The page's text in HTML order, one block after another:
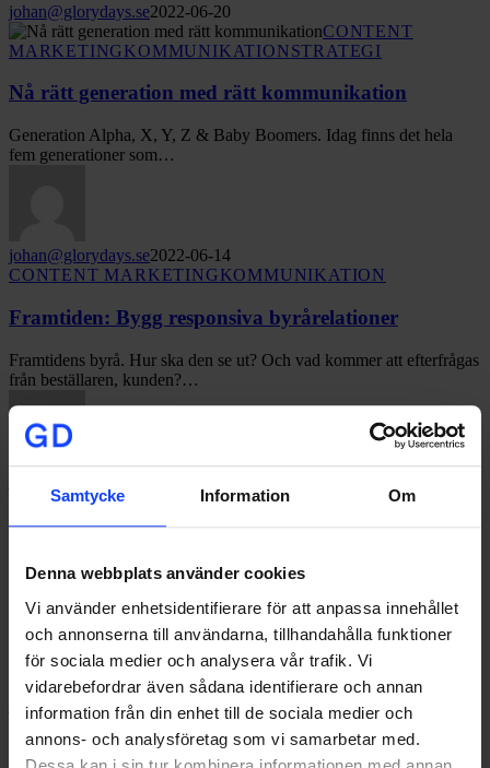
Samtycke Information Om
Denna webbplats använder cookies
Vi använder enhetsidentifierare för att anpassa innehållet
och annonserna till användarna, tillhandahålla funktioner
för sociala medier och analysera vår trafik. Vi
vidarebefordrar även sådana identifierare och annan
information från din enhet till de sociala medier och
annons- och analysföretag som vi samarbetar med.
johan@glorydays.se2022-06-20
Nå
rätt
med
kommunikation
CONTENT
MARKETINGKOMMUNIKATIONSTRATEGI
Nå rätt generation med rätt kommunikation
Generation Alpha, X, Y, Z & Baby Boomers. Idag finns det hela
fem generationer som…
johan@glorydays.se2022-06-14
Framtiden:
responsiva
byrårelationer
CONTENT MARKETINGKOMMUNIKATION
Framtiden: Bygg responsiva byrårelationer
Framtidens byrå. Hur ska den se ut? Och vad kommer att efterfrågas
från beställaren, kunden?…
din
KOMMUNIKATION
Marknaden och inköpsmönster är alltid i förändring. Det gäller att
ständigt följa dessa förändringar och…
johan@glorydays.se
2020-03-27
Skriv
bättre
texter
KOMMUNIKATIONTIPSWEBB